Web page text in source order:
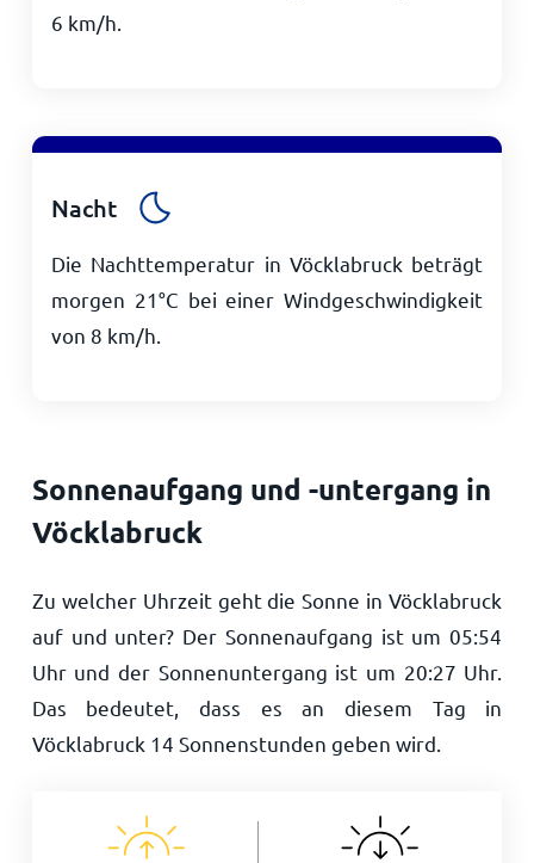
6 km/h
Nacht
Die Nachttemperatur in Vöcklabruck beträgt
morgen 21°C bei einer Windgeschwindigkeit
von 8 km/h
Sonnenaufgang und -untergang in
Vöcklabruck
Zu welcher Uhrzeit geht die Sonne in Vöcklabruck
auf und unter? Der Sonnenaufgang ist um05:54
Uhr und der Sonnenuntergang ist um 20:27 Uhr.
Das bedeutet, dass es an diesem Tag in
Vöcklabruck 14 Sonnenstunden geben wird.